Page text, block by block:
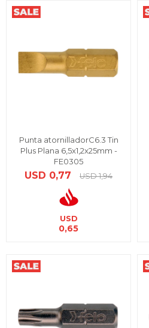
Punta atornilladorC6.3 Tin
Plus Plana 6,5x1,2x25mm -
FE0305
USD 0,77 USD 1,94
USD
0,65